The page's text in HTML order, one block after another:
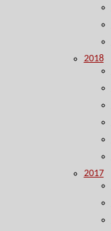
2018
2017